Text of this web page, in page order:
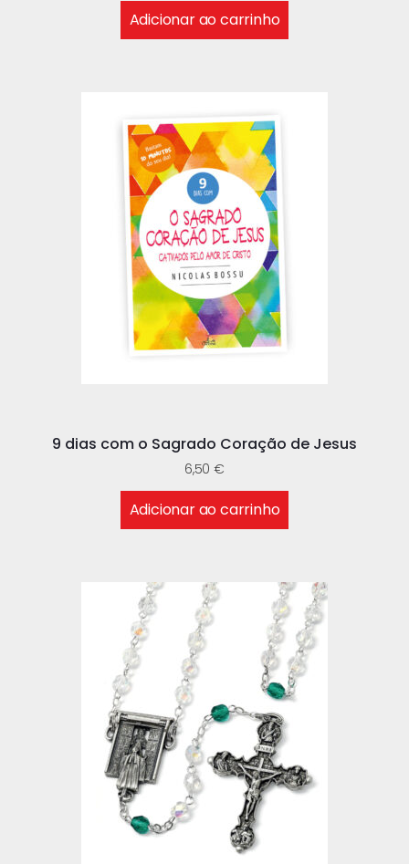
Adicionar ao carrinho
9 dias com o Sagrado Coração de Jesus
6,50€
Adicionar ao carrinho